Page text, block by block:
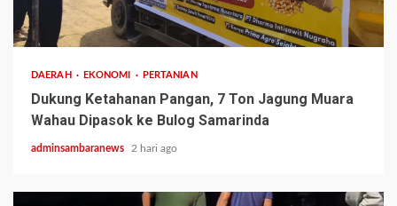
1 min read
DAERAH EKONOMI PERTANIAN
Dukung Ketahanan Pangan, 7 Ton Jagung Muara
Wahau Dipasok ke Bulog Samarinda
adminsambaranews 2 hari ago